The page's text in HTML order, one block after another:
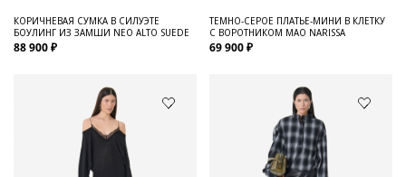
КОРИЧНЕВАЯ СУМКА В СИЛУЭТЕ
БОУЛИНГ ИЗ ЗАМШИ NEO ALTO SUEDE
88 900 ₽
ТЕМНО-СЕРОЕ ПЛАТЬЕ-МИНИ В КЛЕТКУ
С ВОРОТНИКОМ МАО NARISSA
69 900 ₽